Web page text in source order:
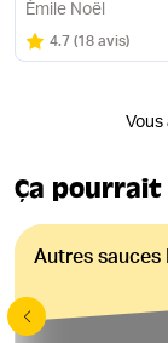
Émile Noël
Note
4.7 sur 5
(18 avis)
Vous
Ça
Autres sauces